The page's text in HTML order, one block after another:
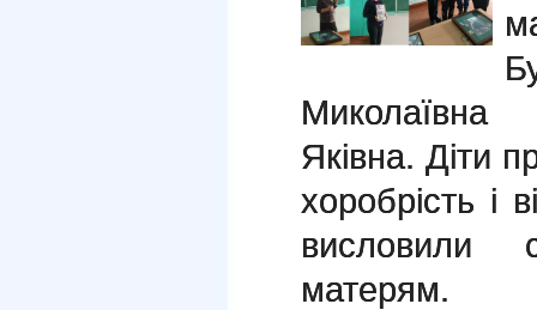
Яківна. Діти
хоробрість і
висловили
матерям.